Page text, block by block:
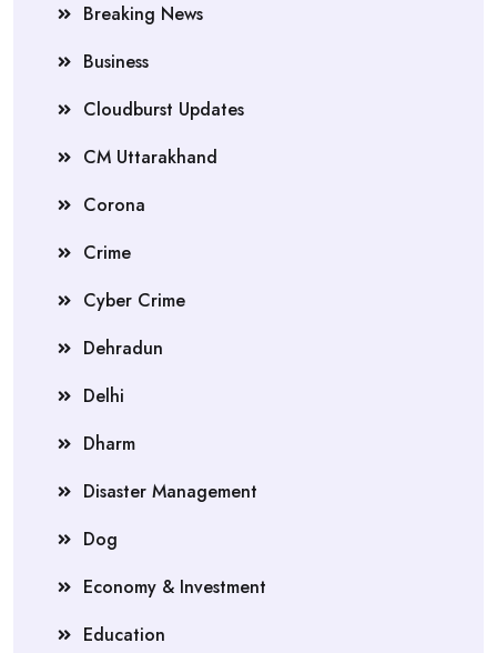
Breaking News
Business
Cloudburst Updates
CM Uttarakhand
Corona
Crime
Cyber Crime
Dehradun
Delhi
Dharm
Disaster Management
Dog
Economy & Investment
Education